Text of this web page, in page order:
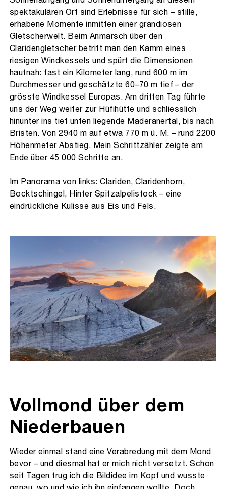
spektakulären Ort sind Erlebnisse für sich – stille,
erhabene Momente inmitten einer grandiosen
Gletscherwelt. Beim Anmarsch über den
Claridengletscher betritt man den Kamm eines
riesigen Windkessels und spürt die Dimensionen
hautnah: fast ein Kilometer lang, rund 600 m im
Durchmesser und geschätzte 60–70 m tief – der
grösste Windkessel Europas. Am dritten Tag führte
uns der Weg weiter zur Hüfihütte und schliesslich
hinunter ins tief unten liegende Maderanertal, bis nach
Bristen. Von 2940 m auf etwa 770 m ü. M. – rund 2200
Höhenmeter Abstieg. Mein Schrittzähler zeigte am
Ende über 45 000 Schritte an.
Im Panorama von links: Clariden, Claridenhorn,
Bocktschingel, Hinter Spitzalpelistock – eine
eindrückliche Kulisse aus Eis und Fels.
Vollmond über dem
Niederbauen
Wieder einmal stand eine Verabredung mit dem Mond
bevor – und diesmal hat er mich nicht versetzt. Schon
seit Tagen trug ich die Bildidee im Kopf und wusste